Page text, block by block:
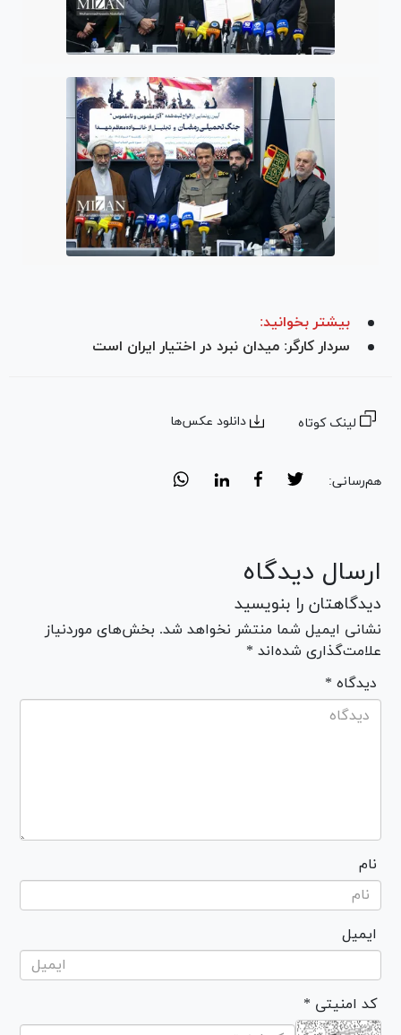
بیشتر بخوانید:
سردار کارگر: میدان نبرد در اختیار ایران است
لینک کوتاه دانلود عکس‌ها
هم‌رسانی:
ارسال دیدگاه
دیدگاهتان را بنویسید
نشانی ایمیل شما منتشر نخواهد شد. بخش‌های موردنیاز
علامت‌گذاری شده‌اند *
* دیدگاه
نام
ایمیل
* کد امنیتی